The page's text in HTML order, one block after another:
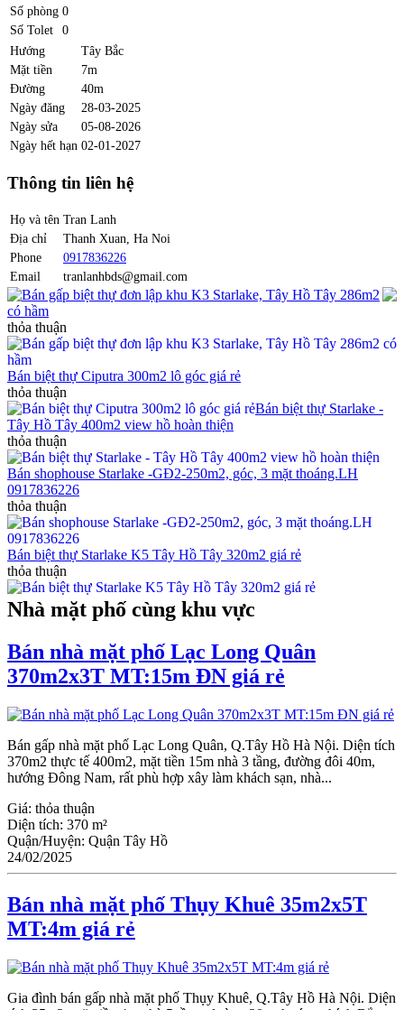
Số phòng 0
Số Tolet
0
Hướng
Tây Bắc
Mặt tiền
7m
Đường
40m
Ngày đăng
28-03-2025
Ngày sửa
05-08-2026
Ngày hết hạn 02-01-2027
Thông tin liên hệ
Họ và tên Tran Lanh
Địa chỉ
Thanh Xuan, Ha Noi
Phone
0917836226
Email
tranlanhbds@gmail.com
Bán gấp biệt thự đơn lập khu K3 Starlake, Tây Hồ Tây 286m2
có hầm
thỏa thuận
Bán biệt thự Ciputra 300m2 lô góc giá rẻ
thỏa thuận
Bán biệt thự Starlake -
Tây Hồ Tây 400m2 view hồ hoàn thiện
thỏa thuận
Bán shophouse Starlake -GĐ2-250m2, góc, 3 mặt thoáng.LH
0917836226
thỏa thuận
Bán biệt thự Starlake K5 Tây Hồ Tây 320m2 giá rẻ
thỏa thuận
Nhà mặt phố cùng khu vực
Bán nhà mặt phố Lạc Long Quân
370m2x3T MT:15m ĐN giá rẻ
Bán gấp nhà mặt phố Lạc Long Quân, Q.Tây Hồ Hà Nội. Diện tích
370m2 thực tế 400m2, mặt tiền 15m nhà 3 tầng, đường đôi 40m,
hướng Đông Nam, rất phù hợp xây làm khách sạn, nhà...
Giá: thỏa thuận
Diện tích: 370 m²
Quận/Huyện: Quận Tây Hồ
24/02/2025
Bán nhà mặt phố Thụy Khuê 35m2x5T
MT:4m giá rẻ
Gia đình bán gấp nhà mặt phố Thụy Khuê, Q.Tây Hồ Hà Nội. Diện